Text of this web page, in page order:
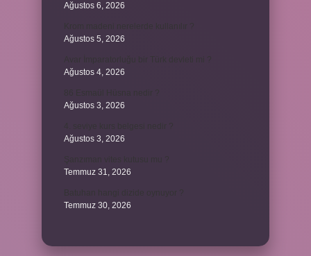
Ağustos 6, 2026
Ağustos 5, 2026
Ağustos 4, 2026
Ağustos 3, 2026
Ağustos 3, 2026
Temmuz 31, 2026
Temmuz 30, 2026